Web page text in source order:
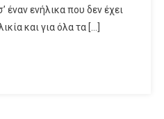
έναν ενήλικα που δεν έχει
και για όλα τα […]